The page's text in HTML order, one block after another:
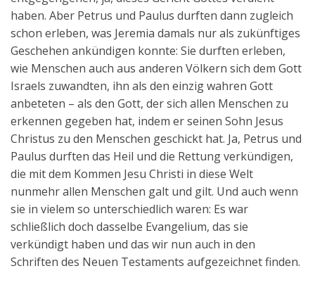
haben. Aber Petrus und Paulus durften dann zugleich
schon erleben, was Jeremia damals nur als zukünftiges
Geschehen ankündigen konnte: Sie durften erleben,
wie Menschen auch aus anderen Völkern sich dem Gott
Israels zuwandten, ihn als den einzig wahren Gott
anbeteten – als den Gott, der sich allen Menschen zu
erkennen gegeben hat, indem er seinen Sohn Jesus
Christus zu den Menschen geschickt hat. Ja, Petrus und
Paulus durften das Heil und die Rettung verkündigen,
die mit dem Kommen Jesu Christi in diese Welt
nunmehr allen Menschen galt und gilt. Und auch wenn
sie in vielem so unterschiedlich waren: Es war
schließlich doch dasselbe Evangelium, das sie
verkündigt haben und das wir nun auch in den
Schriften des Neuen Testaments aufgezeichnet finden.